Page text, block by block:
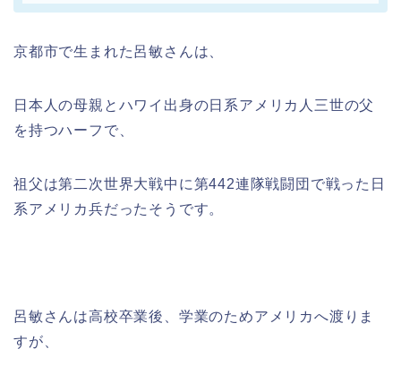
京都市で生まれた呂敏さんは、
日本人の母親とハワイ出身の日系アメリカ人三世の父
を持つハーフで、
祖父は第二次世界大戦中に第442連隊戦闘団で戦った日
系アメリカ兵だったそうです。
呂敏さんは高校卒業後、学業のためアメリカへ渡りま
すが、